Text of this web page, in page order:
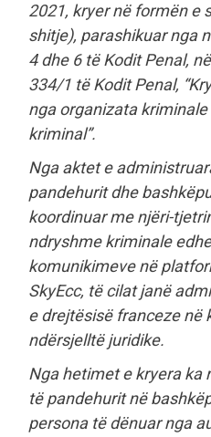
2021, kryer në formën e
shitje), parashikuar nga
4 dhe 6 të Kodit Penal,
334/1 të Kodit Penal,
nga organizata
kriminal”.
Nga aktet e
pandehurit dhe
koordinuar me njëri-
ndryshme kriminale
komunikimeve në
SkyEcc, të cilat janë
e drejtësisë franceze në
ndërsjelltë juridike.
Nga hetimet e kryera ka
të pandehurit në
persona të dënuar nga